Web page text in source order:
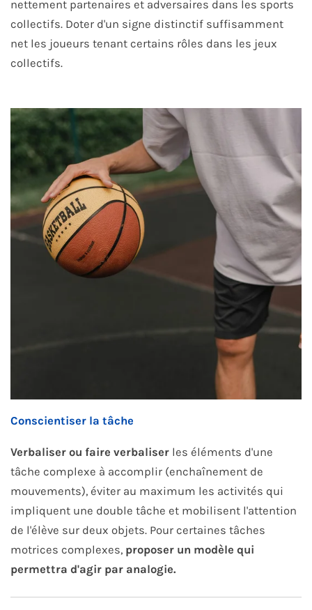
nettement partenaires et adversaires dans les sports
collectifs. Doter d'un signe distinctif suffisamment
net les joueurs tenant certains rôles dans les jeux
collectifs.
Conscientiser la tâche
Verbaliser ou faire verbaliser les éléments d'une
tâche complexe à accomplir (enchaînement de
mouvements), éviter au maximum les activités qui
impliquent une double tâche et mobilisent l'attention
de l'élève sur deux objets. Pour certaines tâches
motrices complexes, proposer un modèle qui
permettra d'agir par analogie.